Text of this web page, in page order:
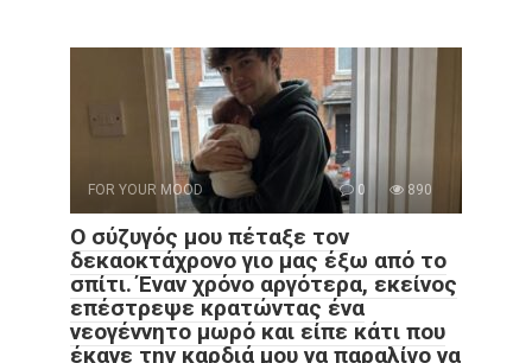
FOR YOUR MOOD 0 890
Ο σύζυγός μου πέταξε τον
δεκαοκτάχρονο γιο μας έξω από το
σπίτι. Έναν χρόνο αργότερα, εκείνος
επέστρεψε κρατώντας ένα
νεογέννητο μωρό και είπε κάτι που
έκανε την καρδιά μου να παραλίγο να